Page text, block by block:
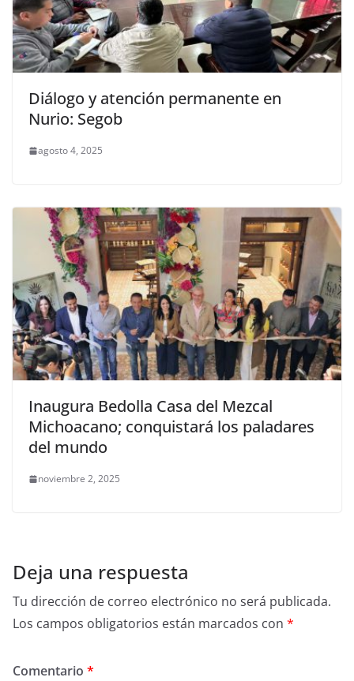
Diálogo y atención permanente en
Nurio: Segob
agosto 4, 2025
Inaugura Bedolla Casa del Mezcal
Michoacano; conquistará los paladares
del mundo
noviembre 2, 2025
Deja una respuesta
Tu dirección de correo electrónico no será publicada.
Los campos obligatorios están marcados con *
Comentario *